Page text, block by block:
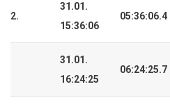
2.
31.01.
15:36:06
05:36:06.4
31.01.
16:24:25
06:24:25.7